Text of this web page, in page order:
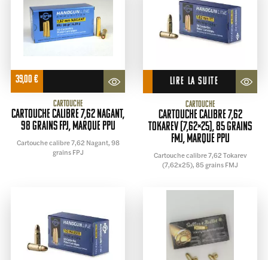
39,00 €
Cartouche
Cartouche calibre 7,62 Nagant,
98 grains FPJ, marque PPU
Cartouche calibre 7,62 Nagant, 98
grains FPJ
LIRE LA SUITE
Cartouche
Cartouche calibre 7,62
Tokarev (7,62×25), 85 grains
FMJ, marque PPU
Cartouche calibre 7,62 Tokarev
(7,62x25), 85 grains FMJ